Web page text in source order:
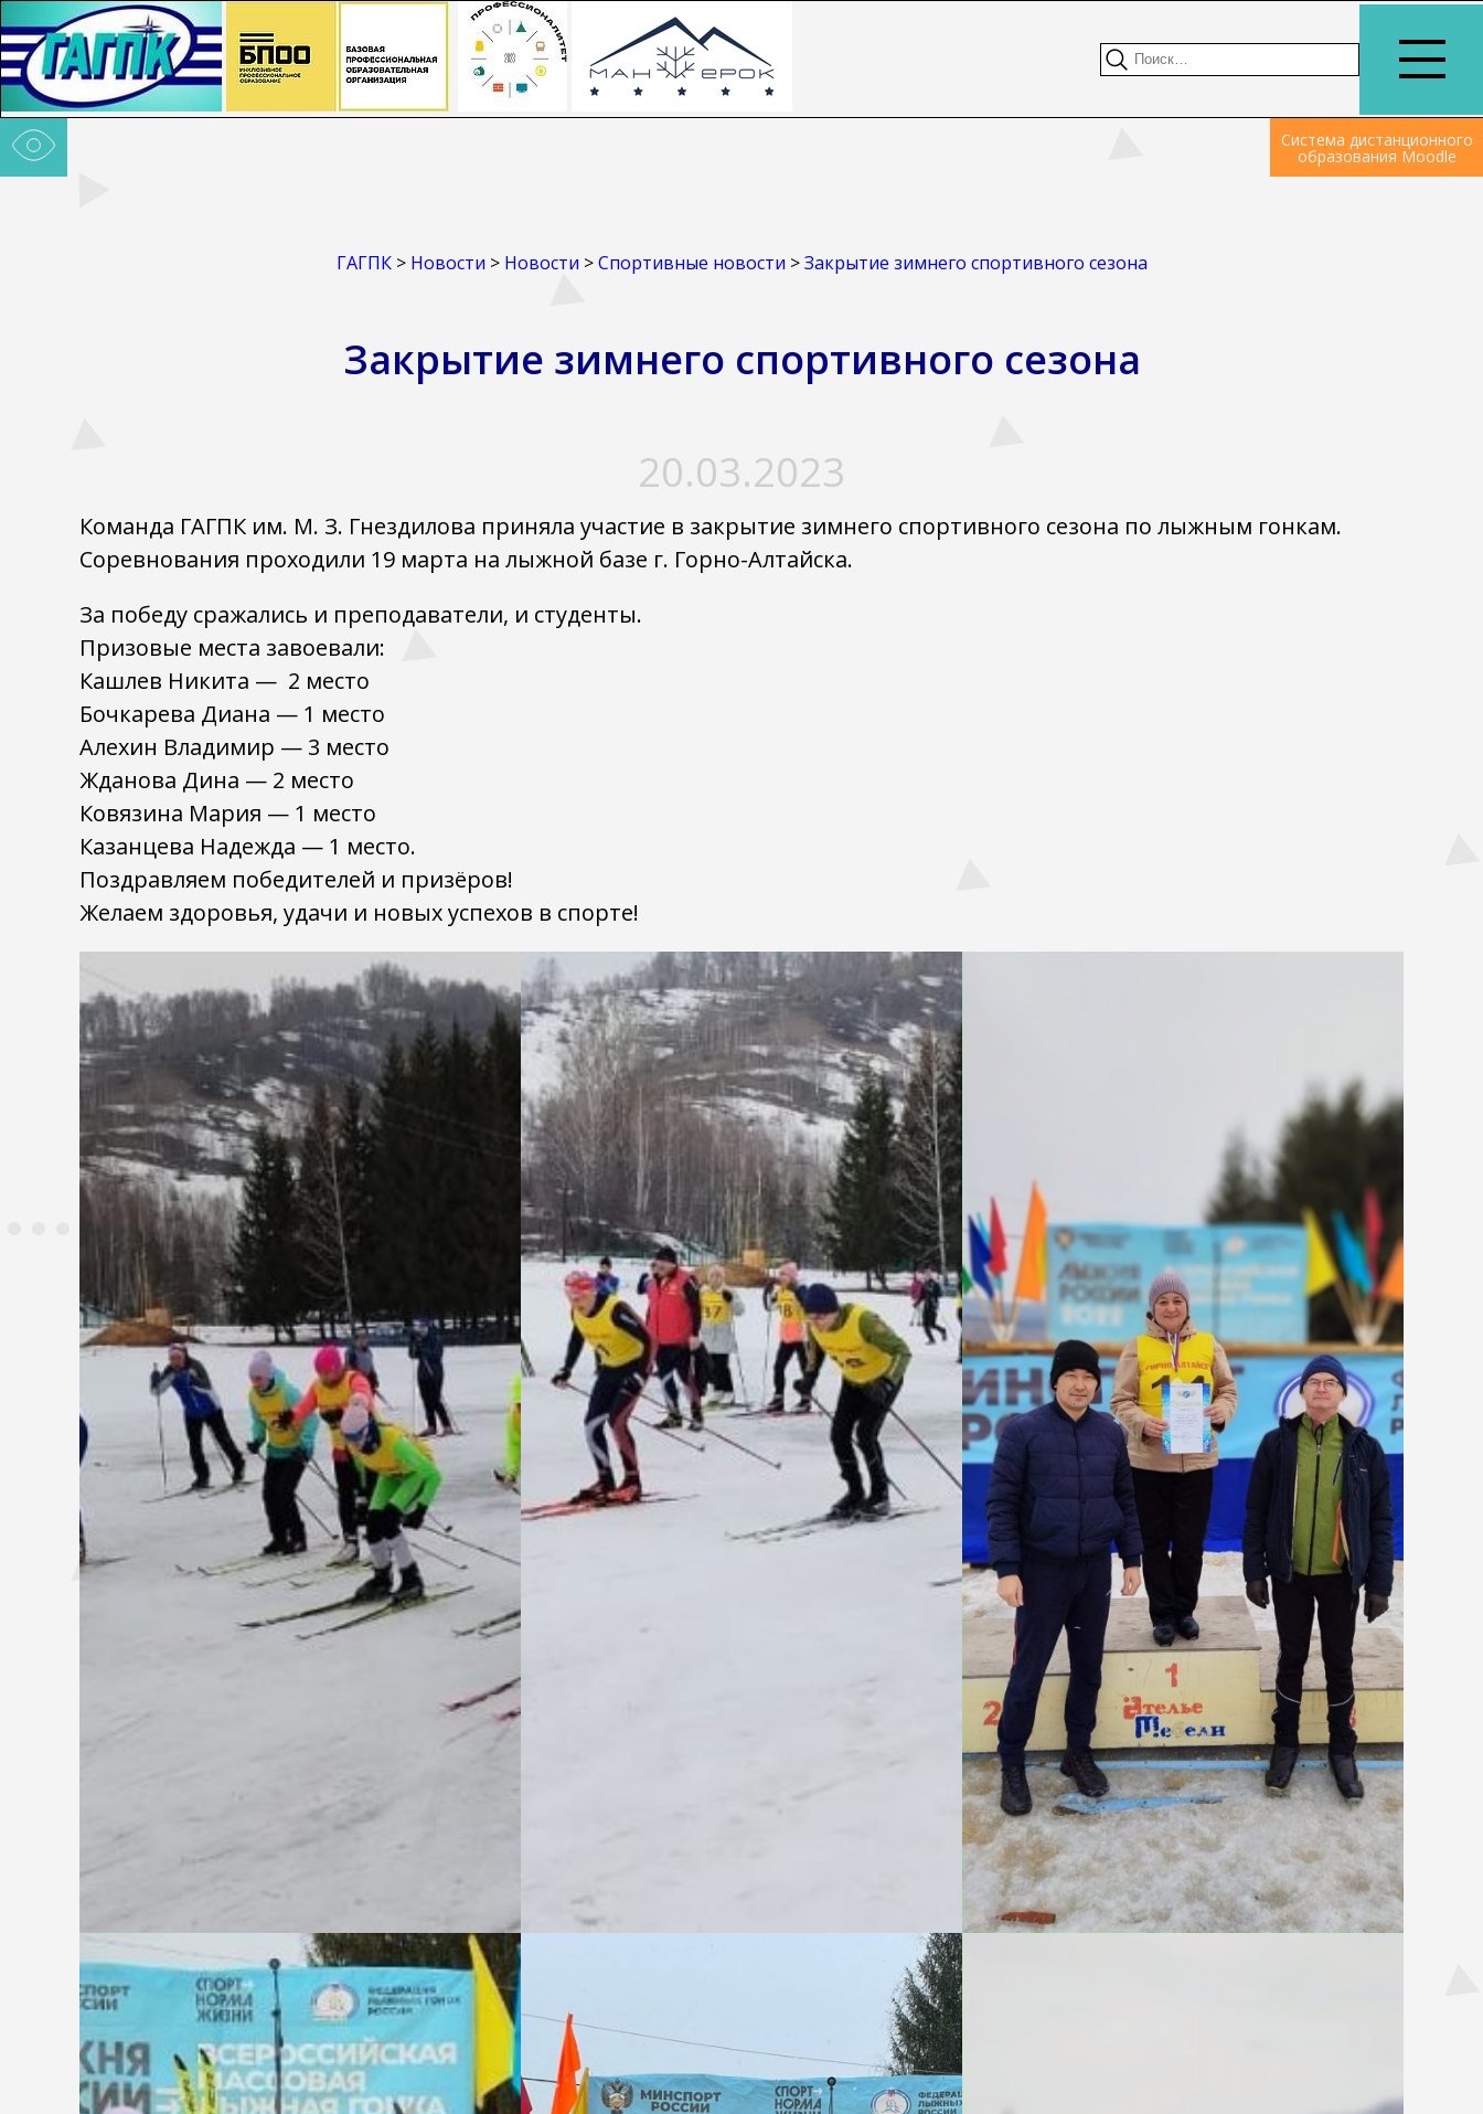
Система дистанционного
образования Moodle
ГАГПК> Новости > Новости >Спортивные новости >Закрытие зимнего спортивного сезона
Закрытие зимнего спортивного сезона
20.03.2023
Команда ГАГПК им. М. З. Гнездилова приняла участие в закрытие зимнего спортивного сезона по лыжным гонкам.
Соревнования проходили 19 марта на лыжной базе г. Горно-Алтайска.
За победу сражались и преподаватели, и студенты.
Призовые места завоевали:
Кашлев Никита — 2 место
Бочкарева Диана — 1 место
Алехин Владимир — 3 место
Жданова Дина — 2 место
Ковязина Мария — 1 место
Казанцева Надежда — 1 место.
Поздравляем победителей и призёров!
Желаем здоровья, удачи и новых успехов в спорте!